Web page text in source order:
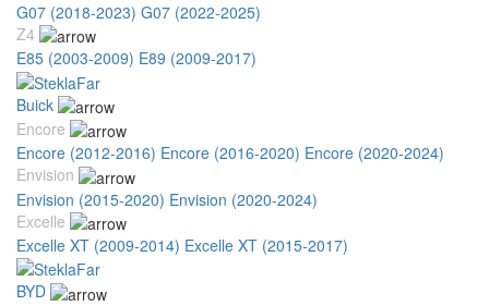
G07 (2018-2023) G07 (2022-2025)
Z4
E85 (2003-2009) E89 (2009-2017)
Buick
Encore
Encore (2012-2016) Encore (2016-2020) Encore (2020-2024)
Envision
Envision (2015-2020) Envision (2020-2024)
Excelle
Excelle XT (2009-2014) Excelle XT (2015-2017)
BYD